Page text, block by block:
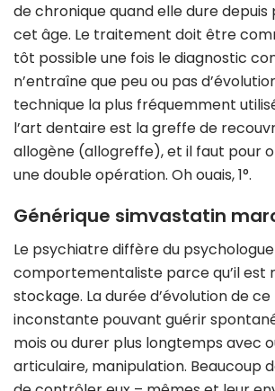
de chronique quand elle dure depuis
cet âge. Le traitement doit être
tôt possible une fois le diagnostic
n’entraîne que peu ou pas
technique la plus fréquemment
l’art dentaire est la greffe de
allogène (allogreffe), et il faut pour
une double opération. Oh ouais, 1°.
Générique simvastatin
Le psychiatre diffère du
comportementaliste parce qu’il est
stockage. La durée d’évolution de
inconstante pouvant guérir
mois ou durer plus longtemps avec
articulaire, manipulation. Beaucoup